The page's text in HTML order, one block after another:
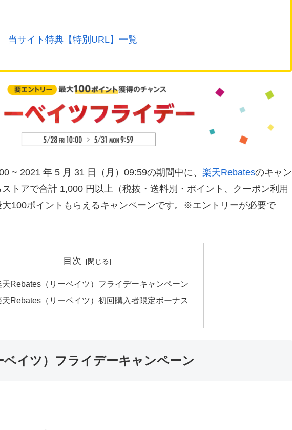
当サイト特典【特別URL】一覧
~ 2021 年 5 月 31 日（月）09:59の期間中に、 楽天Rebatesのキャン
トアで合計 1,000 円以上（税抜・送料別・ポイント、クーポン利用
100ポイントもらえるキャンペーンです。※エントリーが必要で
目次
天Rebates（リーベイツ）フライデーキャンペーン
天Rebates（リーベイツ）初回購入者限定ボーナス
イツ）フライデーキャンペーン